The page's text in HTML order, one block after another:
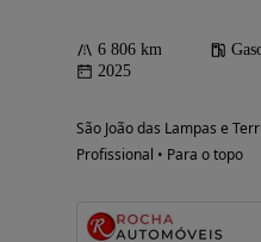
6 806 km
2025
São João das Lampas e
Profissional • Para o topo